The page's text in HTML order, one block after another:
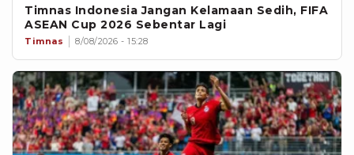
Timnas Indonesia Jangan Kelamaan Sedih, FIFA
ASEAN Cup 2026 Sebentar Lagi
Timnas 8/08/2026 - 15:28